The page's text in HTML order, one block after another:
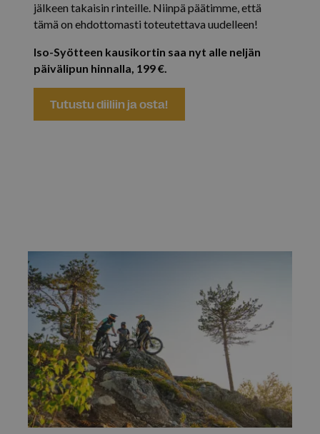
jälkeen takaisin rinteille. Niinpä päätimme, että
tämä on ehdottomasti toteutettava uudelleen!
Iso-Syötteen kausikortin saa nyt alle neljän
päivälipun hinnalla, 199 €.
Tutustu diiliin ja osta!